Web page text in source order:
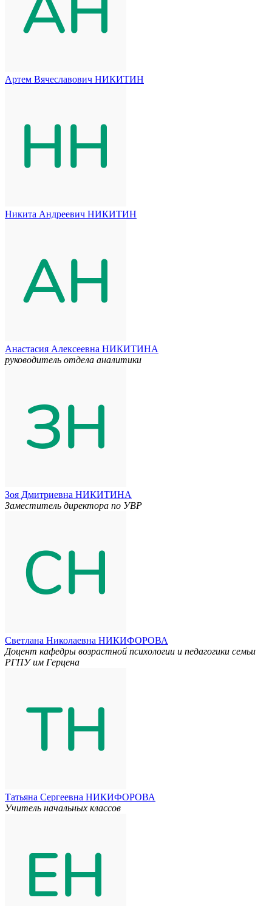
Артем Вячеславович НИКИТИН
Никита Андреевич НИКИТИН
Анастасия Алексеевна НИКИТИНА
руководитель отдела аналитики
Зоя Дмитриевна НИКИТИНА
Заместитель директора по УВР
Светлана Николаевна НИКИФОРОВА
Доцент кафедры возрастной психологии и педагогики семьи
РГПУ им Герцена
Татьяна Сергеевна НИКИФОРОВА
Учитель начальных классов